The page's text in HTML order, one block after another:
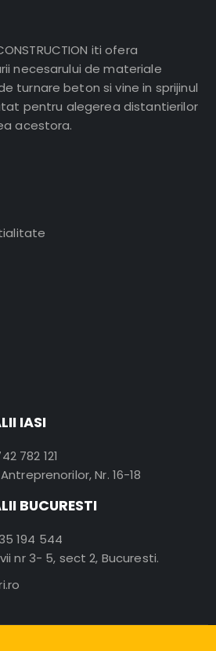
iti ofera
necesarului de materiale
turnare beton si vine in sprijinul
pentru alegerea distantierilor
acestora.
IASI
782 121
Nr. 16-18
BUCURESTI
194 544
nr 3- 5, sect 2, Bucuresti.